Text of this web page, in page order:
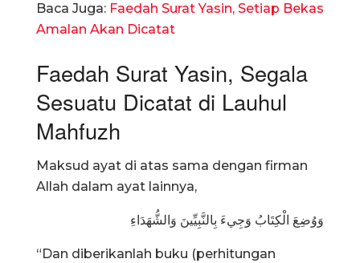
Baca Juga: Faedah Surat Yasin, Setiap Bekas
Amalan Akan Dicatat
Faedah Surat Yasin, Segala
Sesuatu Dicatat di Lauhul
Mahfuzh
Maksud ayat di atas sama dengan firman
Allah dalam ayat lainnya,
وَوُضِعَ الْكِتَابُ وَجِيءَ بِالنَّبِيِّينَ وَالشُّهَدَاءِ
“Dan diberikanlah buku (perhitungan